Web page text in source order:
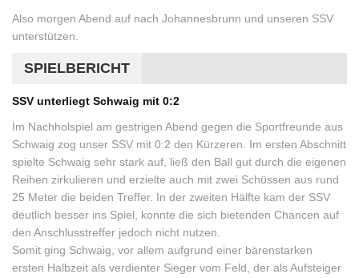
Also morgen Abend auf nach Johannesbrunn und unseren SSV
unterstützen.
SPIELBERICHT
SSV unterliegt Schwaig mit 0:2
Im Nachholspiel am gestrigen Abend gegen die Sportfreunde aus
Schwaig zog unser SSV mit 0:2 den Kürzeren. Im ersten Abschnitt
spielte Schwaig sehr stark auf, ließ den Ball gut durch die eigenen
Reihen zirkulieren und erzielte auch mit zwei Schüssen aus rund
25 Meter die beiden Treffer. In der zweiten Hälfte kam der SSV
deutlich besser ins Spiel, konnte die sich bietenden Chancen auf
den Anschlusstreffer jedoch nicht nutzen.
Somit ging Schwaig, vor allem aufgrund einer bärenstarken
ersten Halbzeit als verdienter Sieger vom Feld, der als Aufsteiger